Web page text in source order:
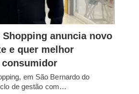
Shopping anuncia novo
e quer melhor
em São Bernardo do
de gestão com…